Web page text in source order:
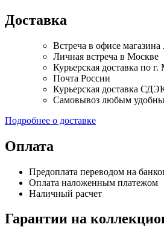
Доставка
Встреча в офисе
Личная встреча в Москве
Курьерская доставка по
Почта России
Курьерская доставка
Самовывоз любым
Подробнее о доставке
Оплата
Предоплата переводом на
Оплата наложенным платежом
Наличный расчет
Гарантии на